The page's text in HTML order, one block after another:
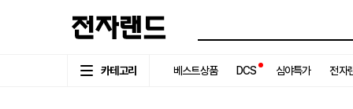
카테고리 베스트상품 DCS 심야특가 전자